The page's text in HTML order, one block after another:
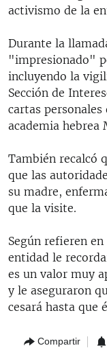
activismo de la
Durante la
"impresionado"
incluyendo la
Sección de
cartas
academia hebrea
También recalcó
que las
su madre,
que la visite.
Según refieren
entidad le
es un valor muy
y le aseguraron
cesará hasta que
Compartir